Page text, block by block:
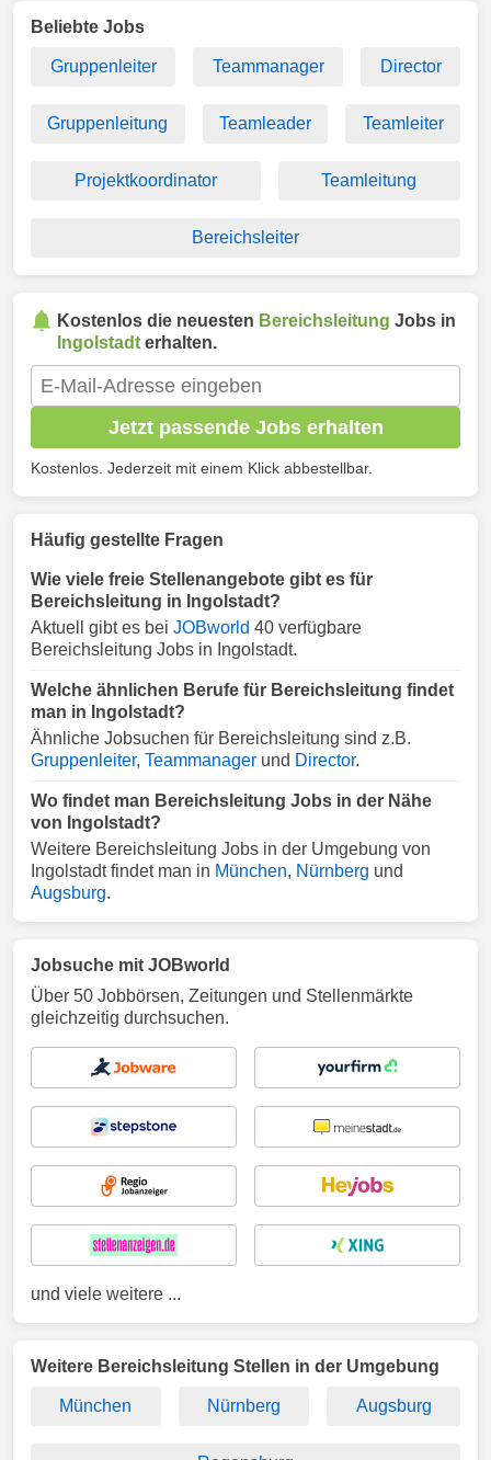
Beliebte Jobs
Gruppenleiter Teammanager Director
Gruppenleitung Teamleader Teamleiter
Projektkoordinator Teamleitung
Bereichsleiter
Kostenlos die neuesten Bereichsleitung Jobs in
Ingolstadt erhalten.
Jetzt passende Jobs erhalten
Kostenlos. Jederzeit mit einem Klick abbestellbar.
Häufig gestellte Fragen
Wie viele freie Stellenangebote gibt es für
Bereichsleitung in Ingolstadt?
Aktuell gibt es bei JOBworld 40 verfügbare
Bereichsleitung Jobs in Ingolstadt.
Welche ähnlichen Berufe für Bereichsleitung findet
man in Ingolstadt?
Ähnliche Jobsuchen für Bereichsleitung sind z.B.
Gruppenleiter, Teammanager und Director.
Wo findet man Bereichsleitung Jobs in der Nähe
von Ingolstadt?
Weitere Bereichsleitung Jobs in der Umgebung von
Ingolstadt findet man in München, Nürnberg und
Augsburg.
Jobsuche mit JOBworld
Über 50 Jobbörsen, Zeitungen und Stellenmärkte
gleichzeitig durchsuchen.
und viele weitere ...
Weitere Bereichsleitung Stellen in der Umgebung
München Nürnberg Augsburg